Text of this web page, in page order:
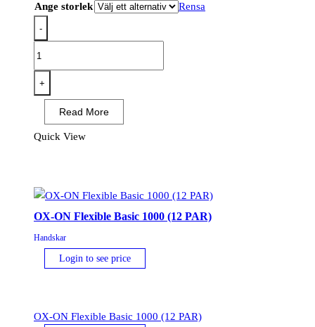
Ange storlek Rensa
-
Cut
Advanced
-
(12
PAR)
mängd
+
Read More
Quick View
OX-ON Flexible Basic 1000 (12 PAR)
Handskar
Login to see price
OX-ON Flexible Basic 1000 (12 PAR)